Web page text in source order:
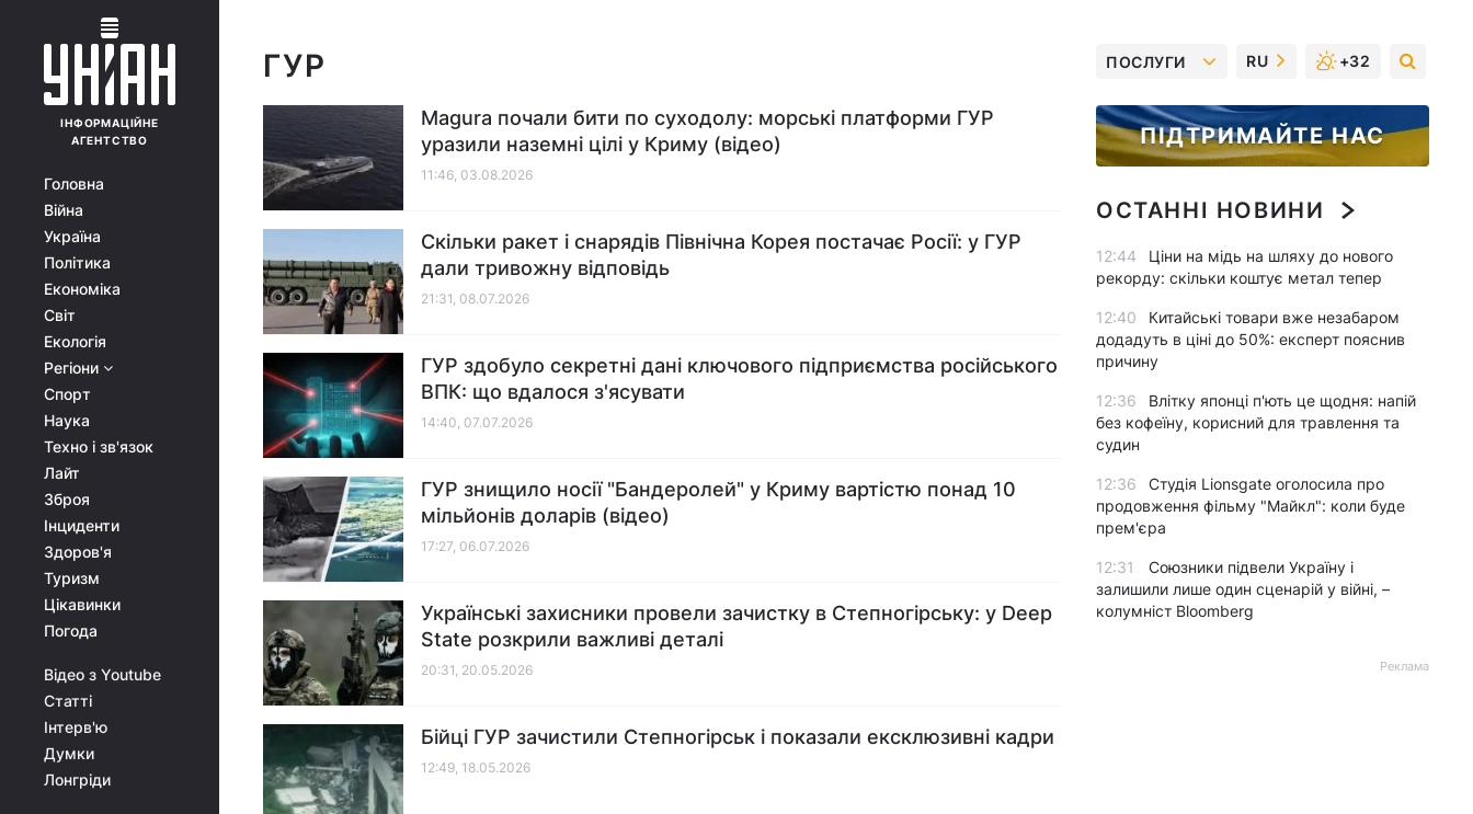
ІНФОРМАЦІЙНЕ
АГЕНТСТВО
Головна
Війна
Україна
Політика
Економіка
Світ
Екологія
Регіони
Спорт
Наука
Техно і зв'язок
Лайт
Зброя
Інциденти
Здоров'я
Туризм
Цікавинки
Погода
Відео з Youtube
Статті
Інтерв'ю
Думки
Лонгріди
ГУР
Magura почали бити по суходолу: морські платформи ГУР
уразили наземні цілі у Криму (відео)
11:46, 03.08.2026
Скільки ракет і снарядів Північна Корея постачає Росії: у ГУР
дали тривожну відповідь
21:31, 08.07.2026
ГУР здобуло секретні дані ключового підприємства російського
ВПК: що вдалося з'ясувати
14:40, 07.07.2026
ГУР знищило носії "Бандеролей" у Криму вартістю понад 10
мільйонів доларів (відео)
17:27, 06.07.2026
Українські захисники провели зачистку в Степногірську: у Deep
State розкрили важливі деталі
20:31, 20.05.2026
Бійці ГУР зачистили Степногірськ і показали ексклюзивні кадри
12:49, 18.05.2026
ПОСЛУГИ RU +32
ПІДТРИМАЙТЕ НАС
ОСТАННІ НОВИНИ
12:44
Ціни на мідь на шляху до нового
рекорду: скільки коштує метал тепер
12:40
Китайські товари вже незабаром
додадуть в ціні до 50%: експерт пояснив
причину
12:36
Влітку японці п'ють це щодня: напій
без кофеїну, корисний для травлення та
судин
12:36
Студія Lionsgate оголосила про
продовження фільму "Майкл": коли буде
прем'єра
12:31
Союзники підвели Україну і
залишили лише один сценарій у війні, –
колумніст Bloomberg
Реклама